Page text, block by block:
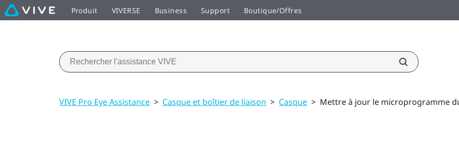
Produit VIVERSE Business Support Boutique/Offres
VIVE Pro Eye Assistance > Casque et boîtier de liaison > Casque > Mettre à jour le microprogramme